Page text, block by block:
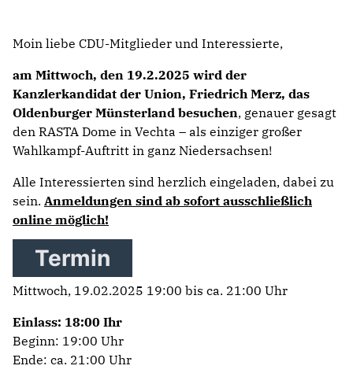
Moin liebe CDU-Mitglieder und Interessierte,
am Mittwoch, den 19.2.2025 wird der
Kanzlerkandidat der Union, Friedrich Merz, das
Oldenburger Münsterland besuchen, genauer gesagt
den RASTA Dome in Vechta – als einziger großer
Wahlkampf-Auftritt in ganz Niedersachsen!
Alle Interessierten sind herzlich eingeladen, dabei zu
sein. Anmeldungen sind ab sofort ausschließlich
online möglich!
Termin
Mittwoch, 19.02.2025 19:00 bis ca. 21:00 Uhr
Einlass: 18:00 Ihr
Beginn: 19:00 Uhr
Ende: ca. 21:00 Uhr